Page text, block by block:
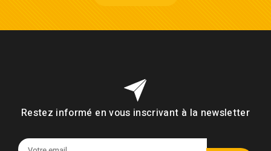
Restez informé en vous inscrivant à la newsletter